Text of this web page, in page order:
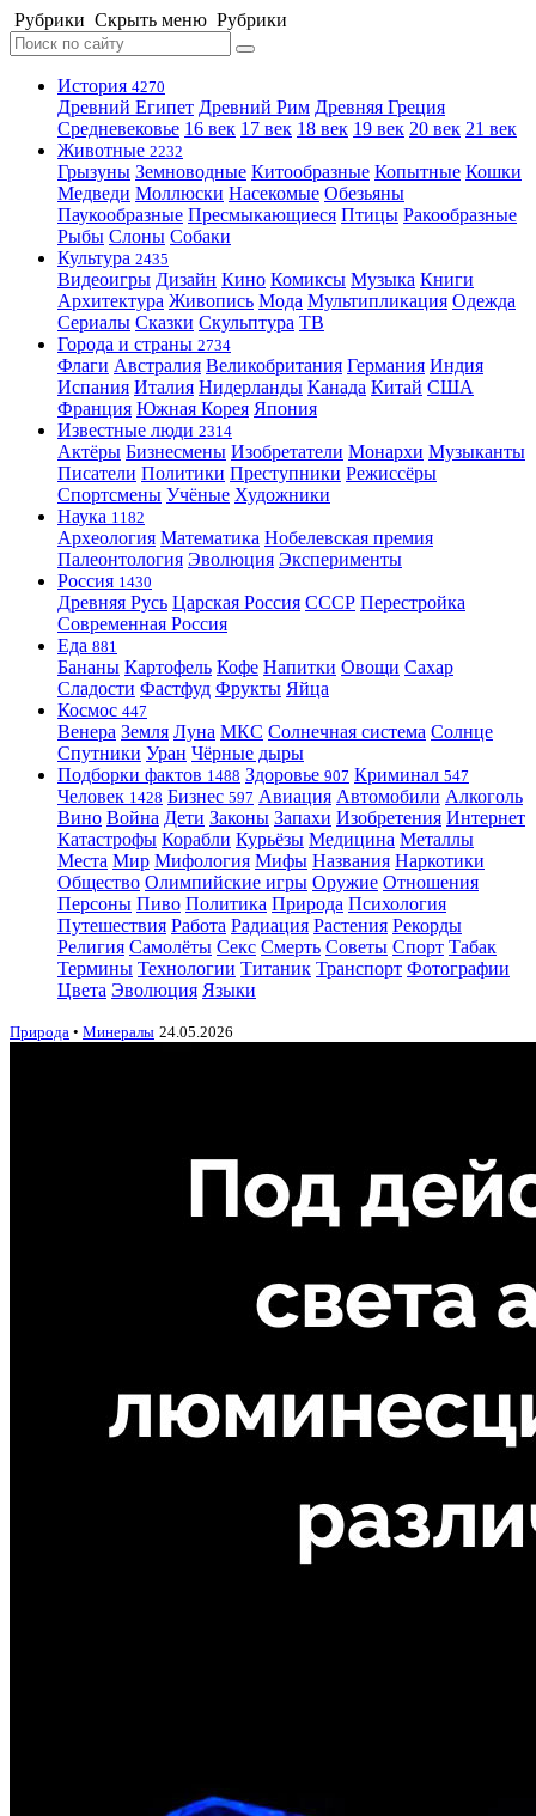
Рубрики Скрыть меню Рубрики
История 4270
Древний Египет Древний Рим Древняя Греция
Средневековье 16 век 17 век 18 век 19 век 20 век 21 век
Животные 2232
Грызуны Земноводные Китообразные Копытные Кошки
Медведи Моллюски Насекомые Обезьяны
Паукообразные Пресмыкающиеся Птицы Ракообразные
Рыбы Слоны Собаки
Культура 2435
Видеоигры Дизайн Кино Комиксы Музыка Книги
Архитектура Живопись Мода Мультипликация Одежда
Сериалы Сказки Скульптура ТВ
Города и страны 2734
Флаги Австралия Великобритания Германия Индия
Испания Италия Нидерланды Канада Китай США
Франция Южная Корея Япония
Известные люди 2314
Актёры Бизнесмены Изобретатели Монархи Музыканты
Писатели Политики Преступники Режиссёры
Спортсмены Учёные Художники
Наука 1182
Археология Математика Нобелевская премия
Палеонтология Эволюция Эксперименты
Россия 1430
Древняя Русь Царская Россия СССР Перестройка
Современная Россия
Еда 881
Бананы Картофель Кофе Напитки Овощи Сахар
Сладости Фастфуд Фрукты Яйца
Космос 447
Венера Земля Луна МКС Солнечная система Солнце
Спутники Уран Чёрные дыры
Подборки фактов 1488 Здоровье 907 Криминал 547
Человек 1428 Бизнес 597 Авиация Автомобили Алкоголь
Вино Война Дети Законы Запахи Изобретения Интернет
Катастрофы Корабли Курьёзы Медицина Металлы
Места Мир Мифология Мифы Названия Наркотики
Общество Олимпийские игры Оружие Отношения
Персоны Пиво Политика Природа Психология
Путешествия Работа Радиация Растения Рекорды
Религия Самолёты Секс Смерть Советы Спорт Табак
Термины Технологии Титаник Транспорт Фотографии
Цвета Эволюция Языки
Природа • Минералы 24.05.2026